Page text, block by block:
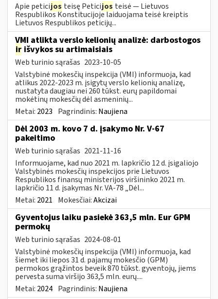
Apie peticijos teisę Peticijos teisė — Lietuvos
Respublikos Konstitucijoje laiduojama teisė kreiptis
Lietuvos Respublikos peticijų...
VMI atlikta verslo kelionių analizė: darbostogos
ir išvykos su artimaisiais
Web turinio sąrašas 2023-10-05
Valstybinė mokesčių inspekcija (VMI) informuoja, kad
atlikus 2022-2023 m. įsigytų verslo kelionių analizę,
nustatyta daugiau nei 260 tūkst. eurų papildomai
mokėtinų mokesčių dėl asmeninių...
Metai: 2023 Pagrindinis: Naujiena
Dėl 2003 m. kovo 7 d. įsakymo Nr. V-67
pakeitimo
Web turinio sąrašas 2021-11-16
Informuojame, kad nuo 2021 m. lapkričio 12 d. įsigaliojo
Valstybinės mokesčių inspekcijos prie Lietuvos
Respublikos finansų ministerijos viršininko 2021 m.
lapkričio 11 d. įsakymas Nr. VA-78 „Dėl...
Metai: 2021 Mokesčiai:Akcizai
Gyventojus laiku pasiekė 363,5 mln. Eur GPM
permokų
Web turinio sąrašas 2024-08-01
Valstybinė mokesčių inspekcija (VMI) informuoja, kad
šiemet iki liepos 31 d. pajamų mokesčio (GPM)
permokos grąžintos beveik 870 tūkst. gyventojų, jiems
pervesta suma viršijo 363,5 mln. eurų....
Metai: 2024 Pagrindinis: Naujiena